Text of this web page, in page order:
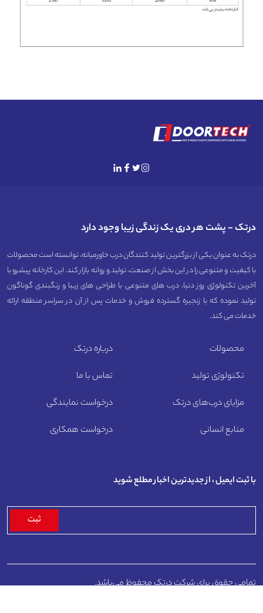
محصولات
تکنولوژی تولید
مزایای درب‌های درتک
منابع انسانی
درباره درتک
تماس با ما
درخواست نمایندگی
درخواست همکاری
درتک - پشت هر دری یک زندگی زیبا وجود دارد
درتک به عنوان یکی از بزرگترین تولید کنندگان درب خاورمیانه، توانسته است محصولات
با کیفیت و متنوعی را در این بخش از صنعت، تولید و روانه بازار کند. این کارخانه پیشرو با
آخرین تکنولوژی روز دنیا، درب های متنوعی با طراحی های زیبا و رنگبندی گوناگون
تولید نموده که با زنجیره گسترده فروش و خدمات پس از آن در سراسر منطقه ارائه
خدمات می کند.
با ثبت ایمیل ، از جدیدترین اخبار مطلع شوید
تمامی حقوق برای شرکت درتک محفوظ می‌باشد.